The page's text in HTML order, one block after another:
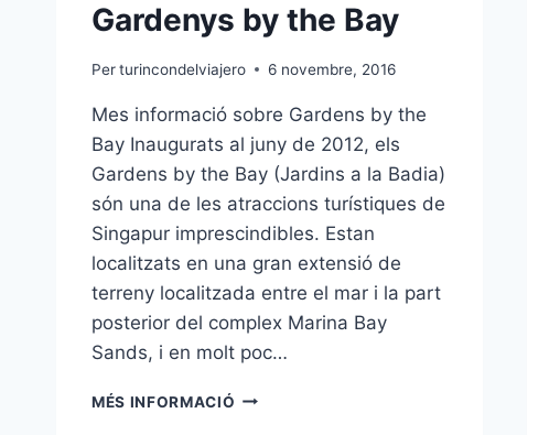
Gardenys by the Bay
Perturincondelviajero 6 novembre, 2016
Mes informació sobre Gardens by the
Bay Inaugurats al juny de 2012, els
Gardens by the Bay (Jardins a la Badia)
són una de les atraccions turístiques de
Singapur imprescindibles. Estan
localitzats en una gran extensió de
terreny localitzada entre el mar i la part
posterior del complex Marina Bay
Sands, i en molt poc…
MÉS INFORMACIÓ GARDENYS